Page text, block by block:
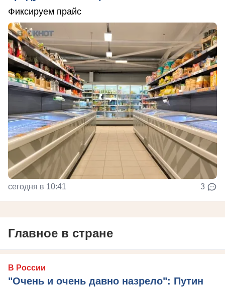
Фиксируем прайс
сегодня в 10:41 3
Главное в стране
В России
"Очень и очень давно назрело": Путин